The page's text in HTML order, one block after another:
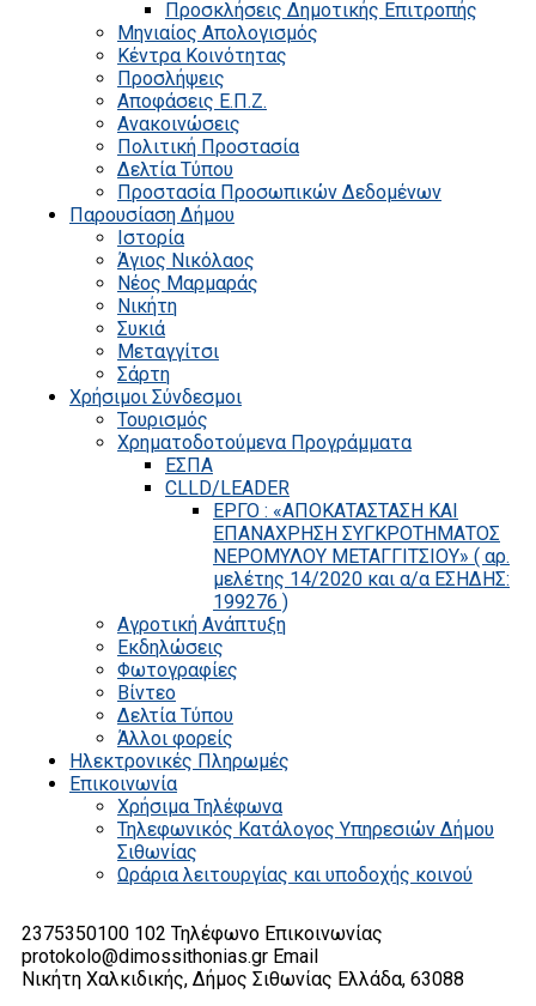
Προσκλήσεις Δημοτικής Επιτροπής
Μηνιαίος Απολογισμός
Κέντρα Κοινότητας
Προσλήψεις
Αποφάσεις Ε.Π.Ζ.
Ανακοινώσεις
Πολιτική Προστασία
Δελτία Τύπου
Προστασία Προσωπικών Δεδομένων
Παρουσίαση Δήμου
Ιστορία
Άγιος Νικόλαος
Νέος Μαρμαράς
Νικήτη
Συκιά
Μεταγγίτσι
Σάρτη
Χρήσιμοι Σύνδεσμοι
Τουρισμός
Χρηματοδοτούμενα Προγράμματα
ΕΣΠΑ
CLLD/LEADER
ΕΡΓΟ : «ΑΠΟΚΑΤΑΣΤΑΣΗ ΚΑΙ
ΕΠΑΝΑΧΡΗΣΗ ΣΥΓΚΡΟΤΗΜΑΤΟΣ
ΝΕΡΟΜΥΛΟΥ ΜΕΤΑΓΓΙΤΣΙΟΥ» ( αρ.
μελέτης 14/2020 και α/α ΕΣΗΔΗΣ:
199276 )
Αγροτική Ανάπτυξη
Εκδηλώσεις
Φωτογραφίες
Βίντεο
Δελτία Τύπου
Άλλοι φορείς
Ηλεκτρονικές Πληρωμές
Επικοινωνία
Χρήσιμα Τηλέφωνα
Τηλεφωνικός Κατάλογος Υπηρεσιών Δήμου
Σιθωνίας
Ωράρια λειτουργίας και υποδοχής κοινού
2375350100 102 Τηλέφωνο Επικοινωνίας
protokolo@dimossithonias.gr Email
Νικήτη Χαλκιδικής, Δήμος Σιθωνίας Ελλάδα, 63088